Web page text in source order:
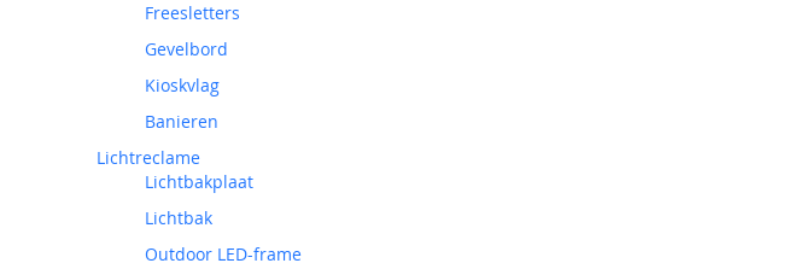
Freesletters
Gevelbord
Kioskvlag
Banieren
Lichtreclame
Lichtbakplaat
Lichtbak
Outdoor LED-frame